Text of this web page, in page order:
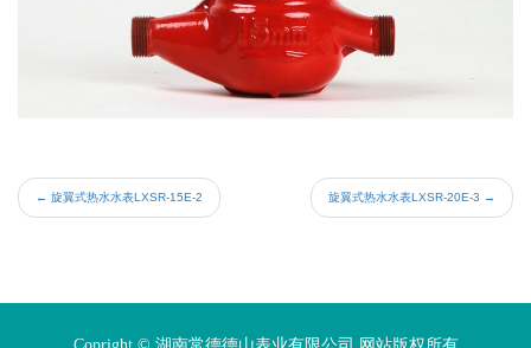
← 旋翼式热水水表LXSR-15E-2 旋翼式热水水表LXSR-20E-3 →